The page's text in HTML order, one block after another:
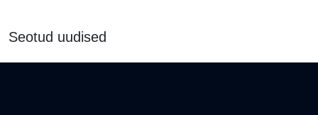
Seotud uudised